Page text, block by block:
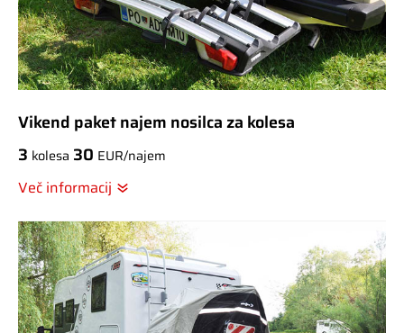
Vikend paket najem nosilca za kolesa
3 kolesa 30 EUR/najem
Več informacij